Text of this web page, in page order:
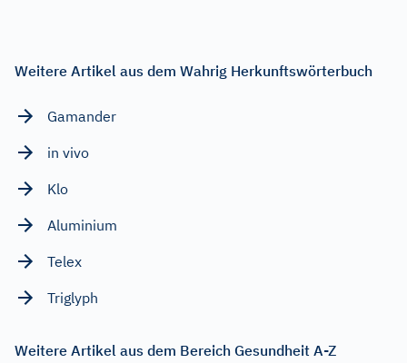
Weitere Artikel aus dem Wahrig Herkunftswörterbuch
Gamander
in vivo
Klo
Aluminium
Telex
Triglyph
Weitere Artikel aus dem Bereich Gesundheit A-Z